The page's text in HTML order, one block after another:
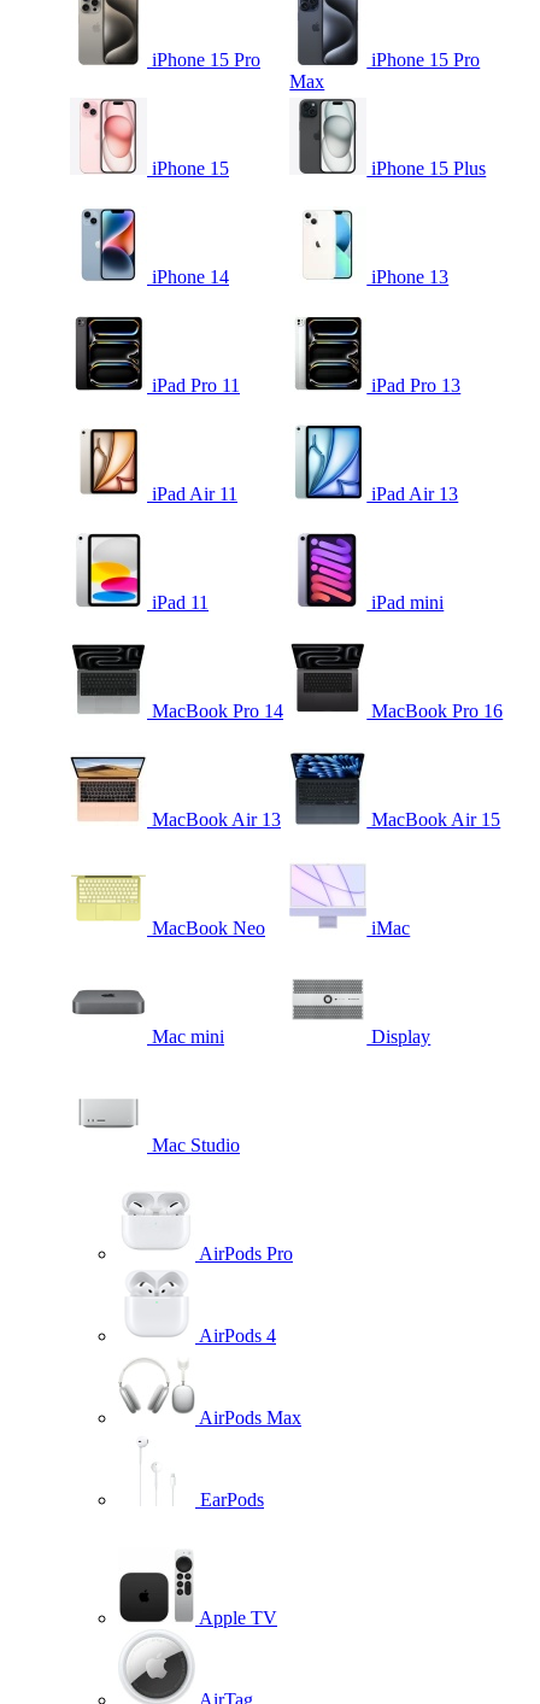
iPhone 15 Pro
iPhone 15 Pro
Max
iPhone 15 iPhone 15 Plus
iPhone 14 iPhone 13
iPad Pro 11 iPad Pro 13
iPad Air 11 iPad Air 13
iPad 11 iPad mini
MacBook Pro 14 MacBook Pro 16
MacBook Air 13 MacBook Air 15
MacBook Neo iMac
Mac mini Display
Mac Studio
AirPods Pro
AirPods 4
AirPods Max
EarPods
Apple TV